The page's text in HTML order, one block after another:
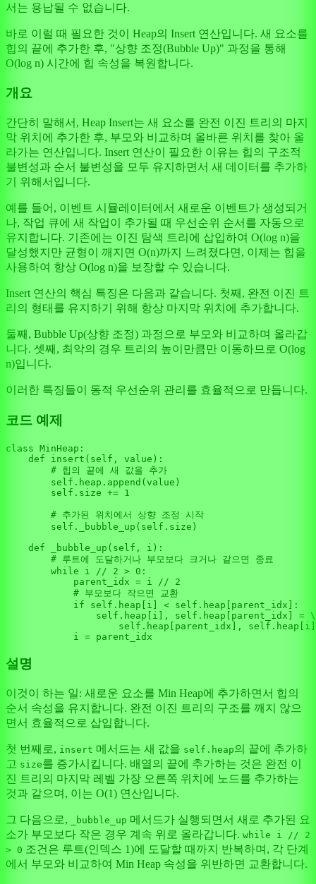
서는 용납될 수 없습니다.
바로 이럴 때 필요한 것이 Heap의 Insert 연산입니다. 새 요소를
힙의 끝에 추가한 후, "상향 조정(Bubble Up)" 과정을 통해
O(log n) 시간에 힙 속성을 복원합니다.
개요
간단히 말해서, Heap Insert는 새 요소를 완전 이진 트리의 마지
막 위치에 추가한 후, 부모와 비교하며 올바른 위치를 찾아 올
라가는 연산입니다. Insert 연산이 필요한 이유는 힙의 구조적
불변성과 순서 불변성을 모두 유지하면서 새 데이터를 추가하
기 위해서입니다.
예를 들어, 이벤트 시뮬레이터에서 새로운 이벤트가 생성되거
나, 작업 큐에 새 작업이 추가될 때 우선순위 순서를 자동으로
유지합니다. 기존에는 이진 탐색 트리에 삽입하여 O(log n)을
달성했지만 균형이 깨지면 O(n)까지 느려졌다면, 이제는 힙을
사용하여 항상 O(log n)을 보장할 수 있습니다.
Insert 연산의 핵심 특징은 다음과 같습니다. 첫째, 완전 이진 트
리의 형태를 유지하기 위해 항상 마지막 위치에 추가합니다.
둘째, Bubble Up(상향 조정) 과정으로 부모와 비교하며 올라갑
니다. 셋째, 최악의 경우 트리의 높이만큼만 이동하므로 O(log
n)입니다.
이러한 특징들이 동적 우선순위 관리를 효율적으로 만듭니다.
코드 예제
class MinHeap :
def
insert ( self, value ):
# 힙의 끝에 새 값을 추가
self .heap.append(value)
self .size += 1
# 추가된 위치에서 상향 조정 시작
self ._bubble_up( self .size)
def
_bubble_up ( self, i ):
# 루트에 도달하거나 부모보다 크거나 같으면 종료
while i // 2 > 0 :
            parent_idx = i //
2
# 부모보다 작으면 교환
if
self .heap[i] < self .heap[parent_idx]:
self .heap[i], self .heap[parent_idx] = \
self .heap[parent_idx], self .heap[i]
설명
이것이 하는 일: 새로운 요소를 Min Heap에 추가하면서 힙의
순서 속성을 유지합니다. 완전 이진 트리의 구조를 깨지 않으
면서 효율적으로 삽입합니다.
첫 번째로, insert 메서드는 새 값을 self.heap의 끝에 추가하
고 size를 증가시킵니다. 배열의 끝에 추가하는 것은 완전 이
진 트리의 마지막 레벨 가장 오른쪽 위치에 노드를 추가하는
것과 같으며, 이는 O(1) 연산입니다.
그 다음으로, _bubble_up 메서드가 실행되면서 새로 추가된 요
소가 부모보다 작은 경우 계속 위로 올라갑니다. while i // 2
> 0 조건은 루트(인덱스 1)에 도달할 때까지 반복하며, 각 단계
에서 부모와 비교하여 Min Heap 속성을 위반하면 교환합니다.